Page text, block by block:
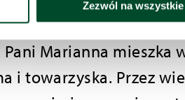
Zezwól na wszystkie
Marianna mieszka
i towarzyska. Przez